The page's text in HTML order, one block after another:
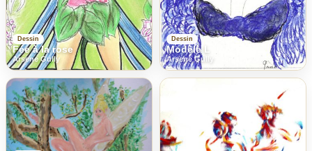
Dessin
Fée à la rose
Arsene Gully
Dessin
Modèle L
Arsene Gully